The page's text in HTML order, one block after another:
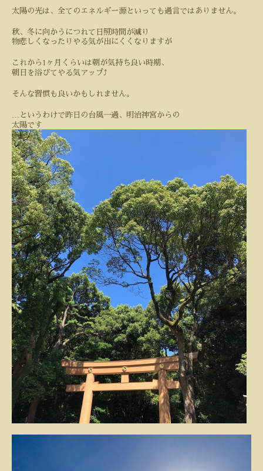
太陽の光は、全てのエネルギー源といっても過言ではありません。
秋、冬に向かうにつれて日照時間が減り
物悲しくなったりやる気が出にくくなりますが
これから 1 ヶ月くらいは朝が気持ち良い時期、
朝日を浴びてやる気アップ ⤴️
そんな習慣も良いかもしれません。
… というわけで昨日の台風一過、明治神宮からの
太陽です